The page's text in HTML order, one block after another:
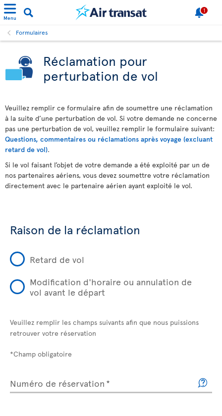
Menu
1
Formulaires
Réclamation pour
perturbation de vol
Veuillez remplir ce formulaire afin de soumettre une réclamation
à la suite d’une perturbation de vol. Si votre demande ne concerne
pas une perturbation de vol, veuillez remplir le formulaire suivant:
Questions, commentaires ou réclamations après voyage (excluant
retard de vol).
Si le vol faisant l’objet de votre demande a été exploité par un de
nos partenaires aériens, vous devez soumettre votre réclamation
directement avec le partenaire aérien ayant exploité le vol.
Raison de la réclamation
Retard de vol
Modification d'horaire ou annulation de
vol avant le départ
Veuillez remplir les champs suivants afin que nous puissions
retrouver votre réservation
*Champ obligatoire
Numéro de réservation